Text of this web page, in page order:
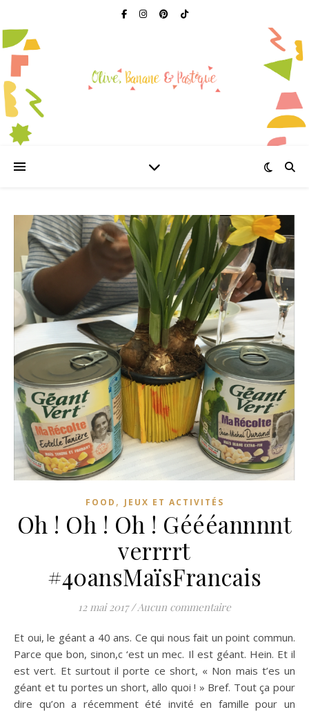
FOOD , JEUX ET ACTIVITÉS
Oh ! Oh ! Oh ! Géééannnnt
verrrrt
#40ansMaïsFrancais
12 mai 2017 /Aucun commentaire
Et oui, le géant a 40 ans. Ce qui nous fait un point commun.
Parce que bon, sinon,c ‘est un mec. Il est géant. Hein. Et il
est vert. Et surtout il porte ce short, « Non mais t’es un
géant et tu portes un short, allo quoi ! » Bref. Tout ça pour
dire qu’on a récemment été invité en famille pour un